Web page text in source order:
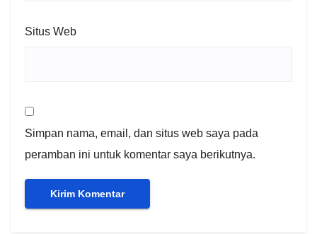
Situs Web
Simpan nama, email, dan situs web saya pada
peramban ini untuk komentar saya berikutnya.